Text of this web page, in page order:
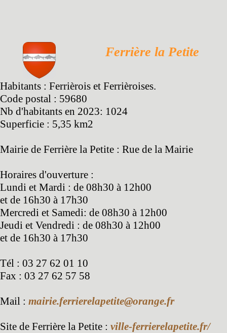
Ferrière la Petite
Habitants : Ferrièrois et Ferrièroises.
Code postal : 59680
Nb d'habitants en 2023: 1024
Superficie : 5,35 km2
Mairie de Ferrière la Petite : Rue de la Mairie
Horaires d'ouverture :
Lundi et Mardi : de 08h30 à 12h00
et de 16h30 à 17h30
Mercredi et Samedi: de 08h30 à 12h00
Jeudi et Vendredi : de 08h30 à 12h00
et de 16h30 à 17h30
Tél : 03 27 62 01 10
Fax : 03 27 62 57 58
Mail : mairie.ferrierelapetite@orange.fr
Site de Ferrière la Petite : ville-ferrierelapetite.fr/